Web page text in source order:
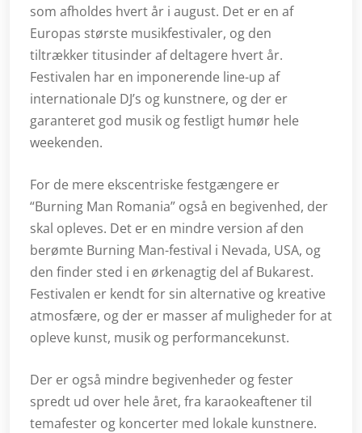
som afholdes hvert år i august. Det er en af
Europas største musikfestivaler, og den
tiltrækker titusinder af deltagere hvert år.
Festivalen har en imponerende line-up af
internationale DJ’s og kunstnere, og der er
garanteret god musik og festligt humør hele
weekenden.
For de mere ekscentriske festgængere er
“Burning Man Romania” også en begivenhed, der
skal opleves. Det er en mindre version af den
berømte Burning Man-festival i Nevada, USA, og
den finder sted i en ørkenagtig del af Bukarest.
Festivalen er kendt for sin alternative og kreative
atmosfære, og der er masser af muligheder for at
opleve kunst, musik og performancekunst.
Der er også mindre begivenheder og fester
spredt ud over hele året, fra karaokeaftener til
temafester og koncerter med lokale kunstnere.